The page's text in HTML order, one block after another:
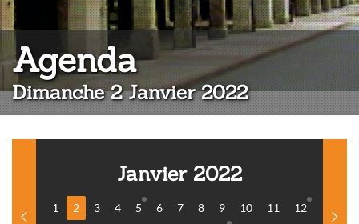
Agenda:
Dimanche 2 Janvier 2022
Janvier 2022
1 2 3 4 5 6 7 8 9 10 11
12